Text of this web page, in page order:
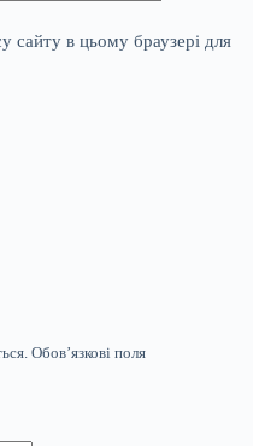
сайту в цьому браузері для
Обов’язкові поля